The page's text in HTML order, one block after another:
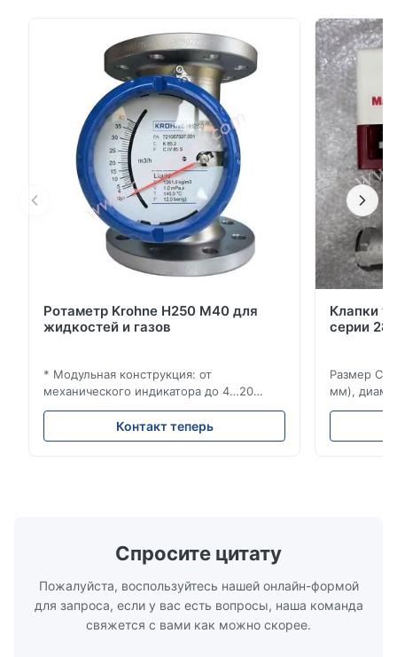
Ротаметр Krohne H250 M40 для
жидкостей и газов
* Модульная конструкция: от
механического индикатора до 4…20
мА/HART®7, FF, Profibus-PA и
суммирующий счетчик * Любое
монтажное положение: вертикальное,
Контакт теперь
Клапки
серии
Размер
мм),
(15–20 мм)
ANSI
Спросите цитату
Пожалуйста, воспользуйтесь нашей онлайн-формой
для запроса, если у вас есть вопросы, наша команда
свяжется с вами как можно скорее.